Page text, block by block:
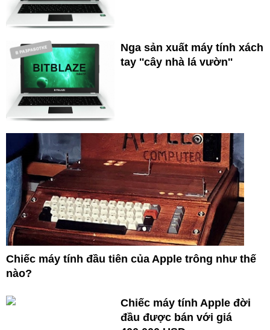
Nga sản xuất máy tính xách
tay ''cây nhà lá vườn''
Chiếc máy tính đầu tiên của Apple trông như thế
nào?
Chiếc máy tính Apple đời
đầu được bán với giá